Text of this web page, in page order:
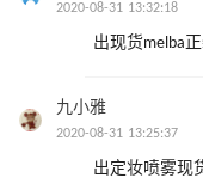
2020-08-31 13:32:18
出现货melba
九小雅
2020-08-31 13:25:37
出定妆喷雾现